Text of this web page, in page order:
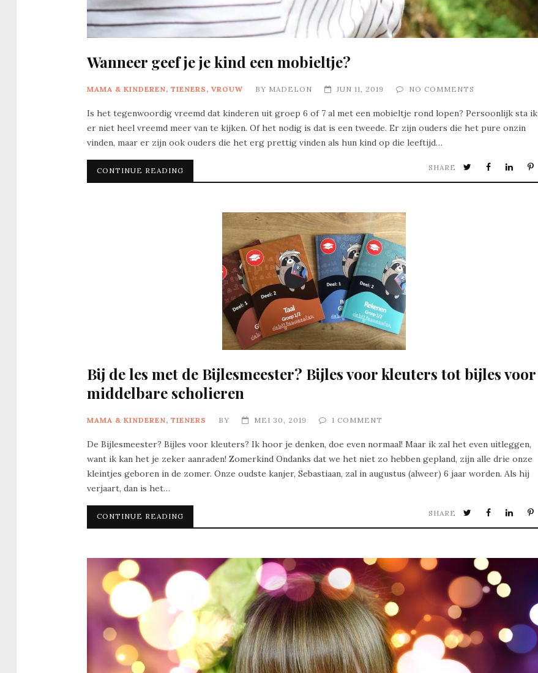
Wanneer geef je je kind een mobieltje?
MAMA & KINDEREN, TIENERS , VROUW BY MADELON JUN 11, 2019 NO COMMENTS
Is het tegenwoordig vreemd dat kinderen uit groep 6 of 7 al met een mobieltje rond lopen? Persoonlijk sta ik
er niet heel vreemd meer van te kijken. Of het nodig is dat is een tweede. Er zijn ouders die het pure onzin
vinden, maar er zijn ook ouders die het erg prettig vinden als hun kind op die leeftijd…
CONTINUE READING SHARE
Bij de les met de Bijlesmeester? Bijles voor kleuters tot bijles voor
middelbare scholieren
MAMA & KINDEREN, TIENERS BY MEI 30, 2019 1 COMMENT
De Bijlesmeester? Bijles voor kleuters? Ik hoor je denken, doe even normaal! Maar ik zal het even uitleggen,
want ik kan het je zeker aanraden! Zomerkind Ondanks dat we het niet zo hebben gepland, zijn alle drie onze
kleintjes geboren in de zomer. Onze oudste kanjer, Sebastiaan, zal in augustus (alweer) 6 jaar worden. Als hij
verjaart, dan is het…
CONTINUE READING SHARE